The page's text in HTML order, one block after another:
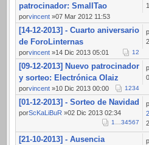
patrocinador: SmallTao
porvincent »07 Mar 2012 11:53
[14-12-2013] - Cuarto aniversario
de ForoLinternas
porvincent »14 Dic 2013 05:01 12
[09-12-2013] Nuevo patrocinador
y sorteo: Electrónica Olaiz
porvincent »10 Dic 2013 00:00 1234
[01-12-2013] - Sorteo de Navidad
porScKaLiBuR »02 Dic 2013 02:34
1 34567
[21-10-2013] - Ausencia